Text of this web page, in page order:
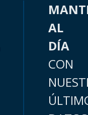
AL
DÍA
CON